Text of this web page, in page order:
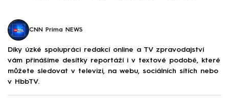
CNN Prima NEWS
Díky úzké spolupráci redakcí online a TV zpravodajství
vám přinášíme desítky reportáží i v textové podobě, které
můžete sledovat v televizi, na webu, sociálních sítích nebo
v HbbTV.